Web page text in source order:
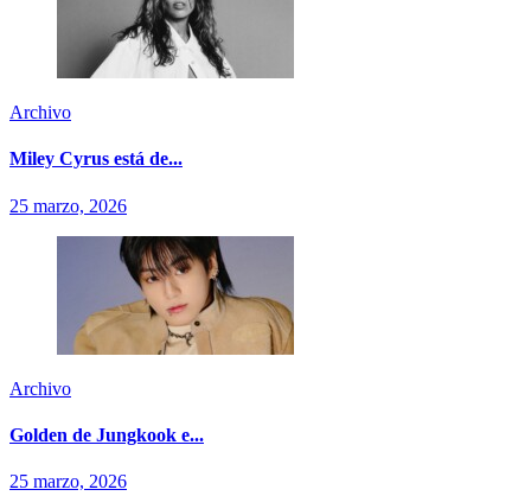
Archivo
Miley Cyrus está de...
25 marzo, 2026
Archivo
Golden de Jungkook e...
25 marzo, 2026